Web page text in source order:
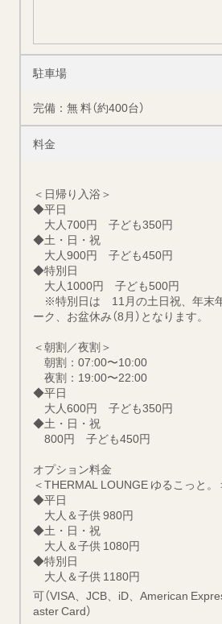
駐車場
完備：無 料（約400台）
料金
＜日帰り入浴＞
◆平日
大人700円 子ども350円
◆土・日・祝
大人900円 子ども450円
◆特別日
大人1000円 子ども500円
※特別日は 11月の土日祝、年末
ーク、お盆休み（8月）となります。
＜朝割／夜割＞
朝割：07:00〜10:00
夜割：19:00〜22:00
◆平日
大人600円 子ども350円
◆土・日・祝
800円 子ども450円
オプション料金
＜THERMAL LOUNGE ゆるこっと。
◆平日
大人＆子供 980円
◆土・日・祝
大人＆子供 1080円
◆特別日
大人＆子供 1180円
可（VISA、JCB、iD、American
aster Card）